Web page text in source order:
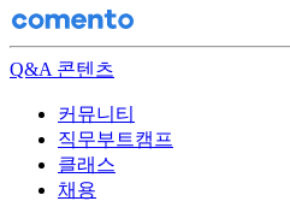
Q&A 콘텐츠
커뮤니티
직무부트캠프
클래스
채용